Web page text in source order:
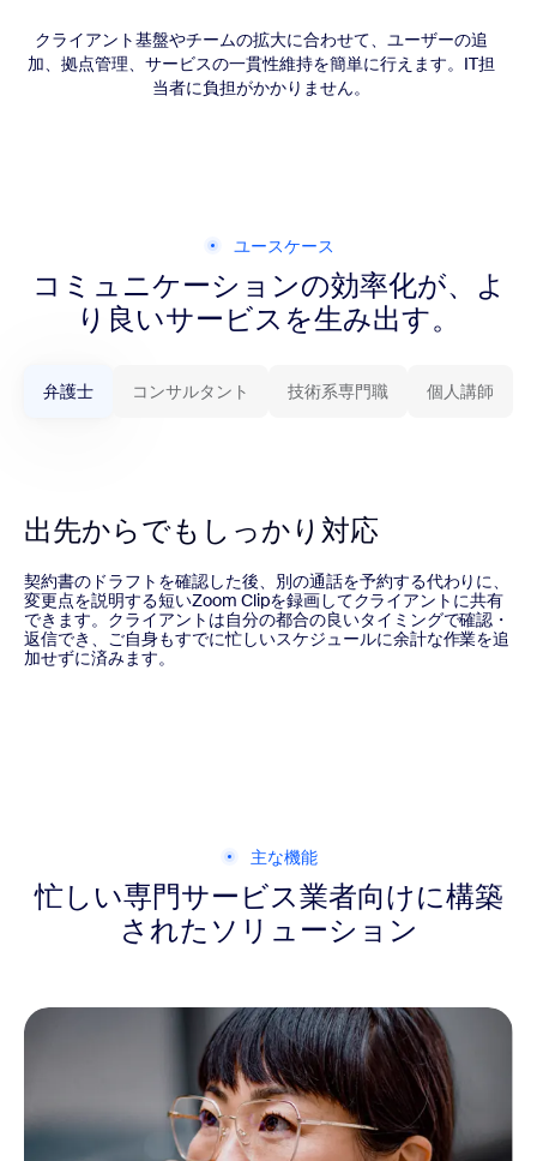
クライアント基盤やチームの拡大に合わせて、ユーザーの追
加、拠点管理、サービスの一貫性維持を簡単に行えます。IT担
当者に負担がかかりません。
ユースケース
コミュニケーションの効率化が、よ
り良いサービスを生み出す。
弁護士 コンサルタント 技術系専門職 個人講師
出先からでもしっかり対応
契約書のドラフトを確認した後、別の通話を予約する代わりに、
変更点を説明する短いZoom Clipを録画してクライアントに共有
できます。クライアントは自分の都合の良いタイミングで確認・
返信でき、ご自身もすでに忙しいスケジュールに余計な作業を追
加せずに済みます。
主な機能
忙しい専門サービス業者向けに構築
されたソリューション